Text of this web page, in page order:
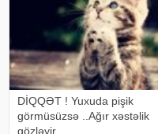
DİQQƏT ! Yuxuda pişik
görmüsüzsə ..Ağır xəstəlik
gözləyir